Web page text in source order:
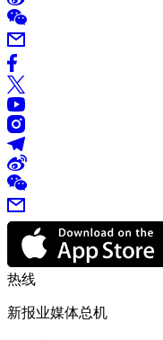
热线
新报业媒体总机